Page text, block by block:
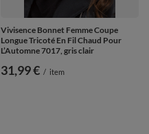
Vivisence Bonnet Femme Coupe
Longue Tricoté En Fil Chaud Pour
L’Automne 7017, gris clair
31,99 € / item